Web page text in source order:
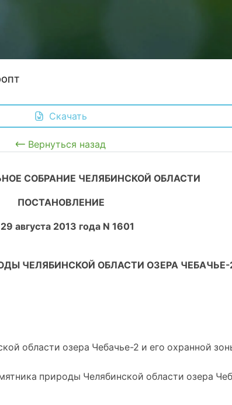
Скачать
Вернуться назад
СОБРАНИЕ ЧЕЛЯБИНСКОЙ ОБЛАСТИ
ПОСТАНОВЛЕНИЕ
августа 2013 года N 1601
ЧЕЛЯБИНСКОЙ ОБЛАСТИ ОЗЕРА ЧЕБАЧЬЕ-
области озера Чебачье-2 и его охранной
природы Челябинской области озера